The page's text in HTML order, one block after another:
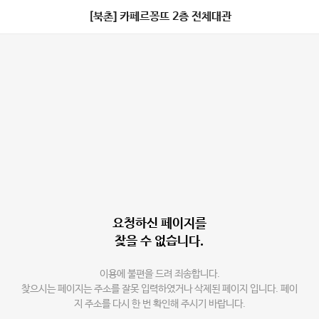
[북촌] 카페르꽁뜨 2층 전체대관
요청하신 페이지를
찾을 수 없습니다.
이용에 불편을 드려 죄송합니다.
찾으시는 페이지는 주소를 잘못 입력하였거나 삭제된 페이지 입니다. 페이
지 주소를 다시 한 번 확인해 주시기 바랍니다.